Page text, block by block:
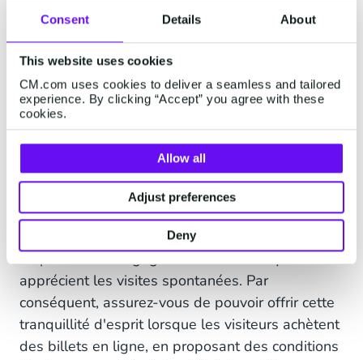
Consent Details About
This website uses cookies
CM.com uses cookies to deliver a seamless and tailored
experience. By clicking “Accept” you agree with these
cookies.
Allow all
Adjust preferences
Deny
Minimisez les distractions sur la page
organisé sans informations superflues.
5. Offrez des conditions de
changement faciles.
Un des avantages majeurs des ventes de billets
sur site est la flexibilité qu'elles offrent,
particulièrement pour les visiteurs qui préfèrent
ne pas avoir d'engagements stricts et qui
apprécient les visites spontanées. Par
conséquent, assurez-vous de pouvoir offrir cette
tranquillité d'esprit lorsque les visiteurs achètent
des billets en ligne, en proposant des conditions